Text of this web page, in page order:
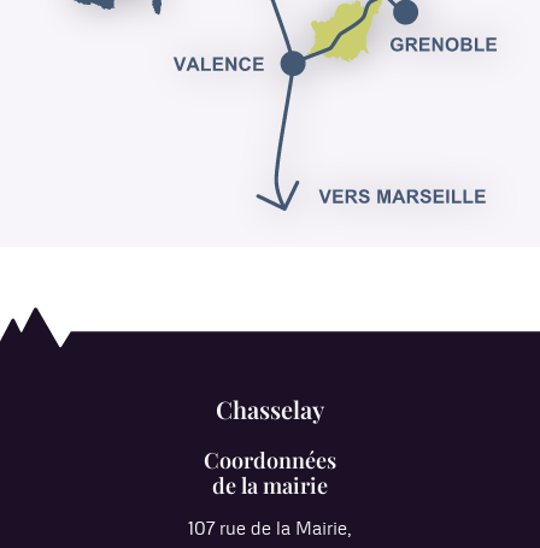
Chasselay
Coordonnées
de la mairie
107 rue de la Mairie,